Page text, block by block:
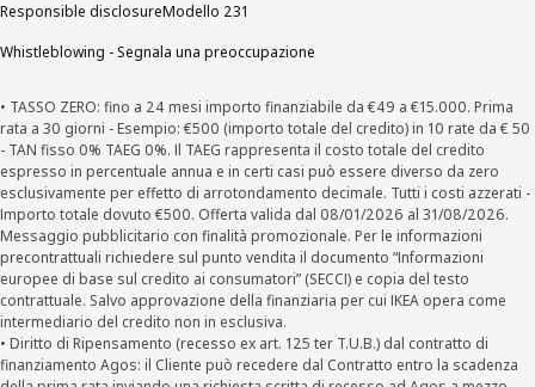
Responsible disclosureModello 231
Whistleblowing - Segnala una preoccupazione
• TASSO ZERO: fino a 24 mesi importo finanziabile da €49 a €15.000. Prima
rata a 30 giorni - Esempio: €500 (importo totale del credito) in 10 rate da € 50
- TAN fisso 0% TAEG 0%. Il TAEG rappresenta il costo totale del credito
espresso in percentuale annua e in certi casi può essere diverso da zero
esclusivamente per effetto di arrotondamento decimale. Tutti i costi azzerati -
Importo totale dovuto €500. Offerta valida dal 08/01/2026 al 31/08/2026.
Messaggio pubblicitario con finalità promozionale. Per le informazioni
precontrattuali richiedere sul punto vendita il documento “Informazioni
europee di base sul credito ai consumatori” (SECCI) e copia del testo
contrattuale. Salvo approvazione della finanziaria per cui IKEA opera come
intermediario del credito non in esclusiva.
• Diritto di Ripensamento (recesso ex art. 125 ter T.U.B.) dal contratto di
finanziamento Agos: il Cliente può recedere dal Contratto entro la scadenza